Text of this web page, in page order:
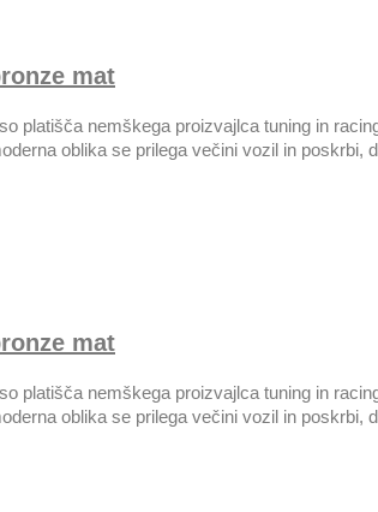
mat
platišča nemškega proizvajlca tuning in
oblika se prilega večini vozil in
mat
platišča nemškega proizvajlca tuning in
oblika se prilega večini vozil in